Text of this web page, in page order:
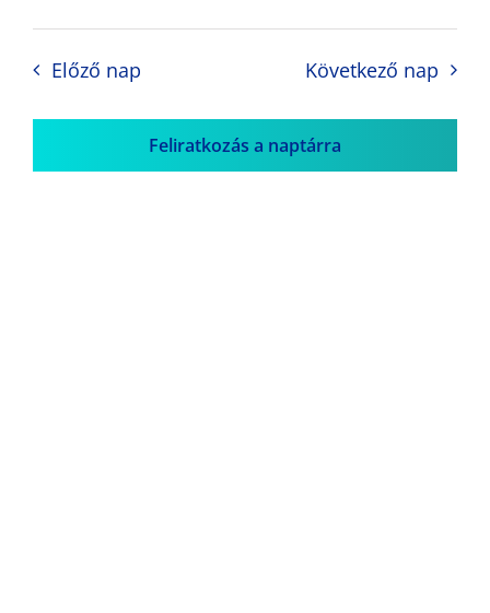
Előző nap Következő nap
Feliratkozás a naptárra